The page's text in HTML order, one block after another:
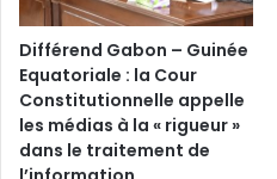
Différend Gabon – Guinée
Equatoriale : la Cour
Constitutionnelle appelle
les médias à la « rigueur »
dans le traitement de